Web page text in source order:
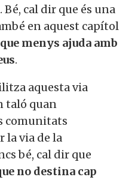
cal dir que és una
en aquest capítol
menys ajuda amb
.
aquesta via
taló quan
comunitats
la via de la
bé, cal dir que
no destina cap